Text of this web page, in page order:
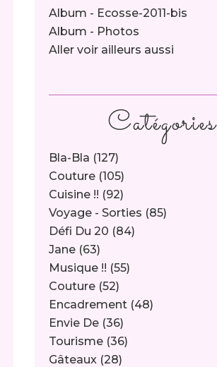
Catégories
Bla-Bla (127)
Couture (105)
Cuisine !! (92)
Voyage - Sorties (85)
Défi Du 20 (84)
Jane (63)
Musique !! (55)
Couture (52)
Encadrement (48)
Envie De (36)
Tourisme (36)
Gâteaux (28)
Album - Ecosse-2011-bis
Album - Photos
Aller voir ailleurs aussi